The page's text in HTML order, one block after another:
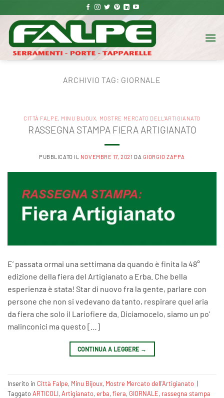
ai
contenuti
ARCHIVIO TAG: GIORNALE
CITTÀ FALPE, MINU BIJOUX, MOSTRE MERCATO DELL'ARTIGIANATO
RASSEGNA STAMPA FIERA ARTIGIANATO
PUBBLICATO IL NOVEMBRE 17, 2021 DA GIORGIO ZAPPA
E’ passata ormai una settimana da quando è finita la 48°
edizione della fiera del Artigianato a Erba. Che bella
esperienza è stata! Star di nuovo fra la gente, parlare con
persone che non si vedevano da tanto, respirare quel aria
da fiera che solo il Lariofiere da. Diciamocelo, siamo un po’
malinconici ma questo […]
CONTINUA A LEGGERE →
Inserito in Città Falpe, Minu Bijoux, Mostre Mercato dell'Artigianato |
TaggatoARTICOLI,Artigianato,erba,fiera, GIORNALE, rassegna stampa